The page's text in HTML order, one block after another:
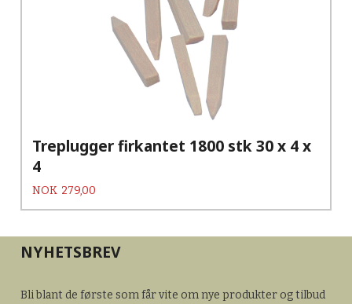
Treplugger firkantet 1800 stk 30 x 4 x
4
Pris
NOK 279,00
NYHETSBREV
Bli blant de første som får vite om nye produkter og tilbud